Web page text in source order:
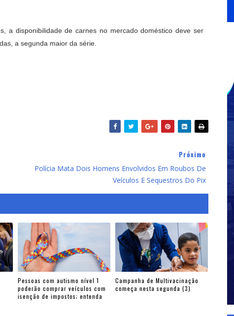
a disponibilidade de carnes no mercado doméstico deve ser
a segunda maior da série.
Próximo
Polícia Mata Dois Homens Envolvidos Em Roubos De
Veículos E Sequestros Do Pix
Pessoas com autismo nível 1
poderão comprar veículos com
isenção de impostos; entenda
Campanha de Multivacinação
começa nesta segunda (3)